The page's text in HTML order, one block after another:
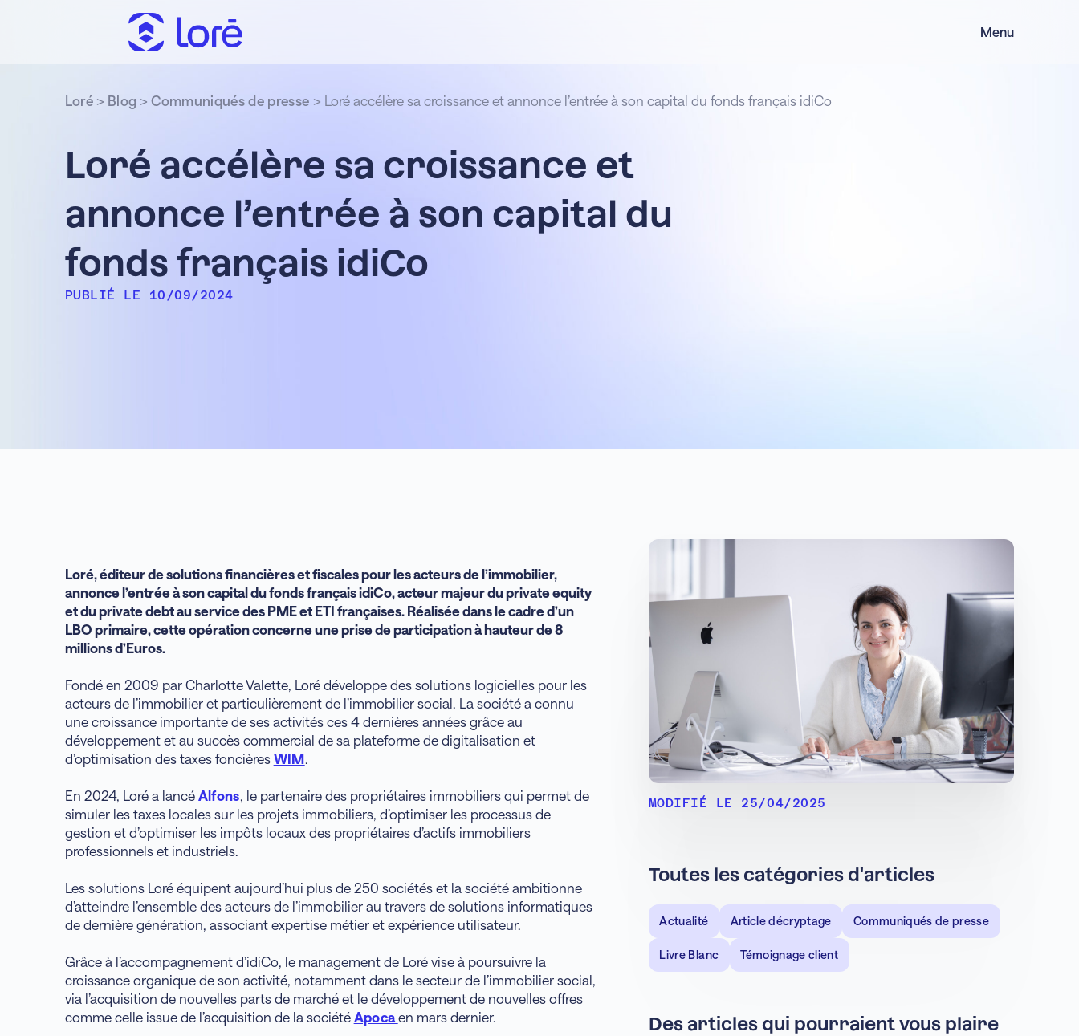
Menu
Loré accélère sa croissance et
annonce l’entrée à son capital du
fonds français idiCo
PUBLIÉ LE 10/09/2024
Loré > Blog >Communiqués de presse > Loré accélère sa croissance et annonce l’entrée à son capital du fonds français idiCo
Loré, éditeur de solutions financières et fiscales pour les acteurs de l’immobilier,
annonce l’entrée à son capital du fonds français idiCo, acteur majeur du private equity
et du private debt au service des PME et ETI françaises. Réalisée dans le cadre d’un
LBO primaire, cette opération concerne une prise de participation à hauteur de 8
millions d’Euros.
Fondé en 2009 par Charlotte Valette, Loré développe des solutions logicielles pour les
acteurs de l’immobilier et particulièrement de l’immobilier social. La société a connu
une croissance importante de ses activités ces 4 dernières années grâce au
développement et au succès commercial de sa plateforme de digitalisation et
d’optimisation des taxes foncières WIM.
En 2024, Loré a lancé Alfons, le partenaire des propriétaires immobiliers qui permet de
simuler les taxes locales sur les projets immobiliers, d’optimiser les processus de
gestion et d’optimiser les impôts locaux des propriétaires d’actifs immobiliers
professionnels et industriels.
Les solutions Loré équipent aujourd’hui plus de 250 sociétés et la société ambitionne
d’atteindre l’ensemble des acteurs de l’immobilier au travers de solutions informatiques
de dernière génération, associant expertise métier et expérience utilisateur.
Grâce à l’accompagnement d’idiCo, le management de Loré vise à poursuivre la
croissance organique de son activité, notamment dans le secteur de l’immobilier social,
via l’acquisition de nouvelles parts de marché et le développement de nouvelles offres
comme celle issue de l’acquisition de la société Apocaen mars dernier.
MODIFIÉ LE 25/04/2025
Toutes les catégories d'articles
Actualité Article décryptage Communiqués de presse
Livre Blanc Témoignage client
Des articles qui pourraient vous plaire